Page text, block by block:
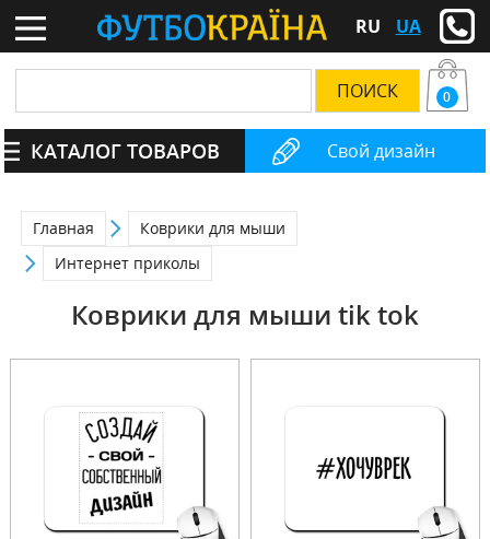
RU UA
Свой дизайн
0
КАТАЛОГ ТОВАРОВ
Главная
Коврики для мыши
Интернет приколы
Коврики для мыши tik tok